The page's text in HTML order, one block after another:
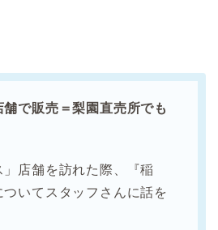
舗で販売＝梨園直売所でも
」店舗を訪れた際、『稲
いてスタッフさんに話を